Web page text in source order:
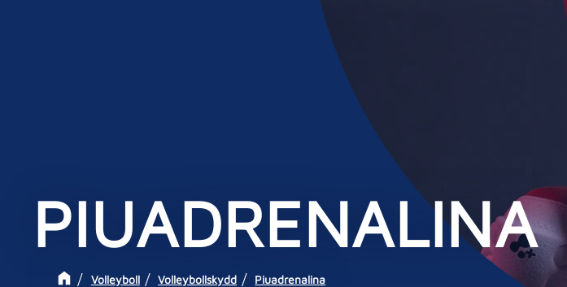
PIUADRENALINA
Volleyboll Volleybollskydd Piuadrenalina